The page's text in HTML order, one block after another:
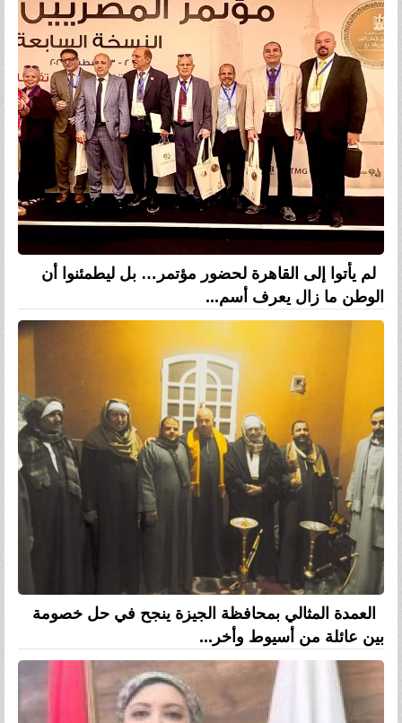
لم يأتوا إلى القاهرة لحضور مؤتمر… بل ليطمئنوا أن
الوطن ما زال يعرف أسم...
العمدة المثالي بمحافظة الجيزة ينجح في حل خصومة
بين عائلة من أسيوط وأخر...